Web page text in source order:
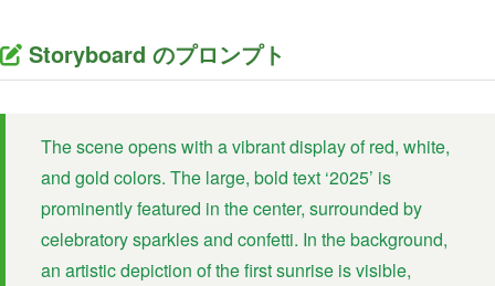
Storyboard のプロンプト
The scene opens with a vibrant display of red, white,
and gold colors. The large, bold text ‘2025’ is
prominently featured in the center, surrounded by
celebratory sparkles and confetti. In the background,
an artistic depiction of the first sunrise is visible,